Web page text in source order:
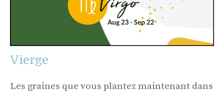
Vierge
Les graines que vous plantez maintenant dans